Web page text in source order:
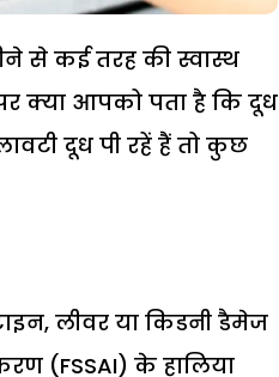
से कई तरह की स्वास्थ
क्या आपको पता है कि दूध
दूध पी रहें हैं तो कुछ
लीवर या किडनी डैमेज
(FSSAI) के हालिया